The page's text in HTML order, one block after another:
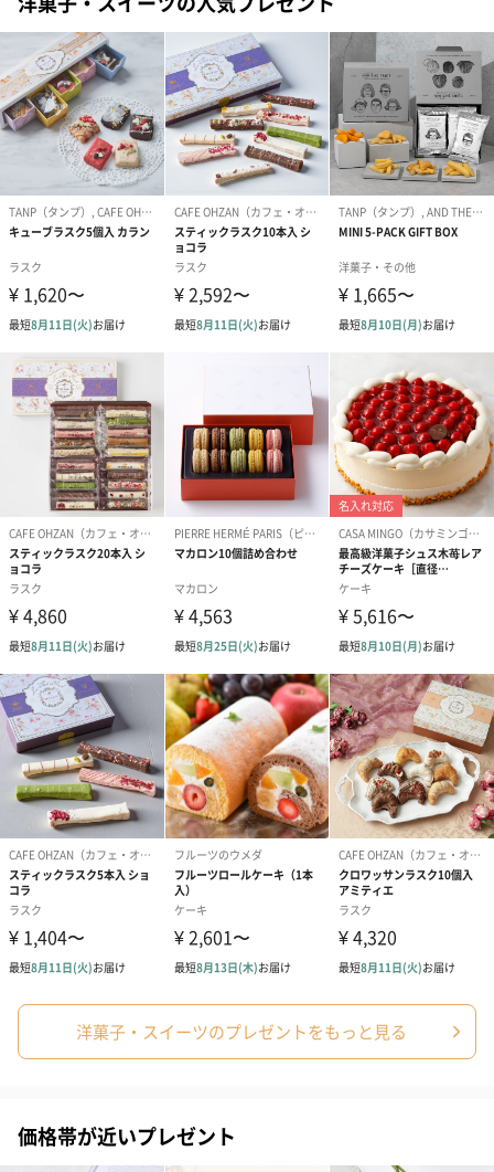
お届けは本州地域のみとなりますのでご注意ください。
また、お住いの地域により以下の時間帯からご指定いただけま
す。
贈り物として
少人数でのパーティーやお祝い事に
誕生日や少人数でのパーティーなどに何か華やかなプレゼントを
贈りたいという人におすすめのプレジールのフルーツブーケ。
は、幅広い趣向の人に喜ばれるプレゼントです。
特別な日のプレゼントに新鮮な果物を味わってもらいましょう！
見た目も華やかでかわいいフルーツブーケを贈って、特別な日を
盛り上げてみませんか？
商品詳細情報
使用フルーツ
イチゴ、オレンジ、ブドウ、グレープフルーツ、ピン
クグレープフルーツ、キウイフルーツ、パイナップル
サイズ
Sサイズ（3～6名用 39本）
横20cm・高さ28cm。重さ1kg
備考
プレート注意点
※文字数目安・・・15文字程度
※絵文字および機種依存文字はご入力いただけませ
ん。
ハートを入れる際は、[ハート]とご入力ください。
※【2人向け】XSサイズ商品には1商品につきプレート
1枚のみの対応となりますのでご了承ください。
【お届け時間
の指定】につ
当店の商品は生物のため、消費期限をお届け日当日に
てご案内しております。【お届けの時間指定】を必ず
おこなってください。
可能かをご確認ただくことをお勧めいたします。
洋菓子・スイーツのプレゼントをもっと見る
価格帯が近いプレゼント